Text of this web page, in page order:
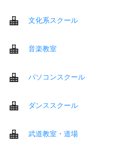
文化系スクール
音楽教室
パソコンスクール
ダンススクール
武道教室・道場